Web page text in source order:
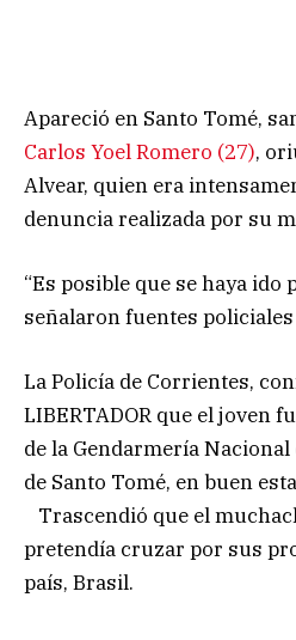
Apareció en Santo Tomé,
Carlos Yoel Romero (27),
Alvear, quien era
denuncia realizada por su
“Es posible que se haya ido
señalaron fuentes policiales
La Policía de Corrientes,
LIBERTADOR que el joven
de la Gendarmería
de Santo Tomé, en buen
Trascendió que el
pretendía cruzar por sus
país, Brasil.